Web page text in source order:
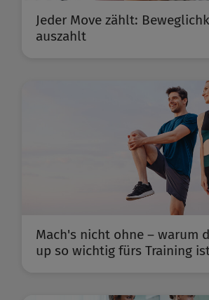
Jeder Move zählt:
auszahlt
Mach's nicht ohne – warum
up so wichtig fürs Training